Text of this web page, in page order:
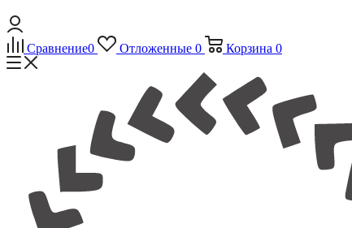
Сравнение0 Отложенные 0 Корзина 0